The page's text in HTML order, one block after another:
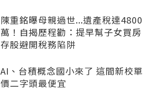
陳重銘曝母親過世...遺產稅達4800
萬！自揭歷程勸：提早幫子女買房
存股避開稅務陷阱
AI、台積概念國小來了 這間新校單
價二字頭最便宜